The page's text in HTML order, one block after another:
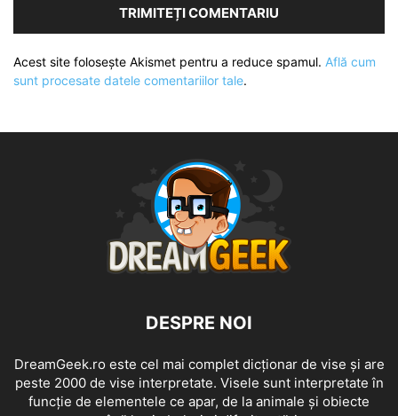
Acest site folosește Akismet pentru a reduce spamul. Află cum
sunt procesate datele comentariilor tale.
DESPRE NOI
DreamGeek.ro este cel mai complet dicționar de vise și are
peste 2000 de vise interpretate. Visele sunt interpretate în
funcție de elementele ce apar, de la animale și obiecte